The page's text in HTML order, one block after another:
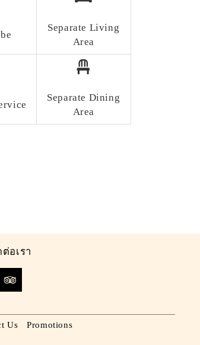
Separate Living
Area
Separate Dining
Area
อเรา
Us Promotions